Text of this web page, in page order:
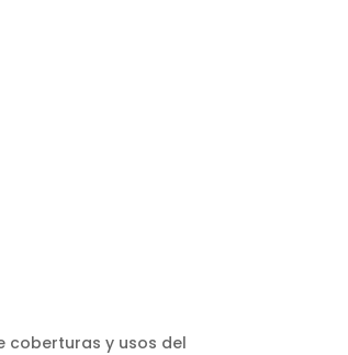
coberturas y usos del